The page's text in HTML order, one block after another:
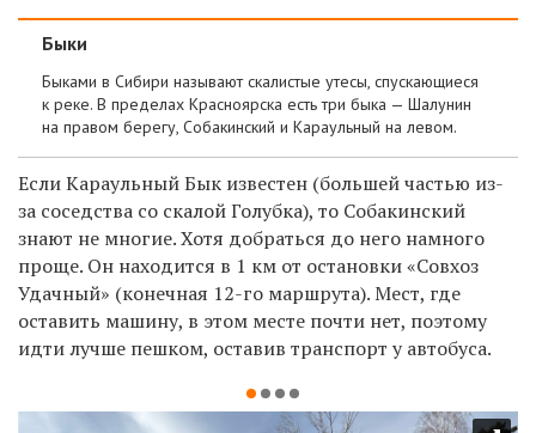
Быки
Быками в Сибири называют скалистые утесы, спускающиеся
к реке. В пределах Красноярска есть три быка — Шалунин
на правом берегу, Собакинский и Караульный на левом.
Если Караульный Бык известен (большей частью из-
за соседства со скалой Голубка), то Собакинский
знают не многие. Хотя добраться до него намного
проще. Он находится в 1 км от остановки «Совхоз
Удачный» (конечная 12-го маршрута). Мест, где
оставить машину, в этом месте почти нет, поэтому
идти лучше пешком, оставив транспорт у автобуса.